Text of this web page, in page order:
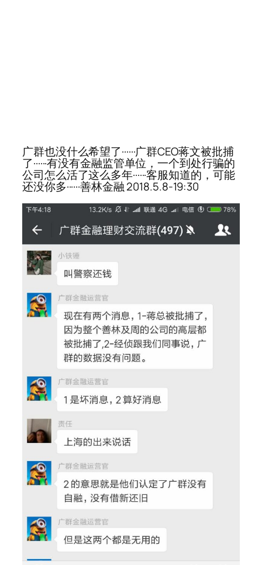
广群也没什么希望了······广群CEO蒋文被批捕
了······有没有金融监管单位，一个到处行骗的
公司怎么活了这么多年······客服知道的，可能
还没你多······善林金融 2018.5.8-19:30